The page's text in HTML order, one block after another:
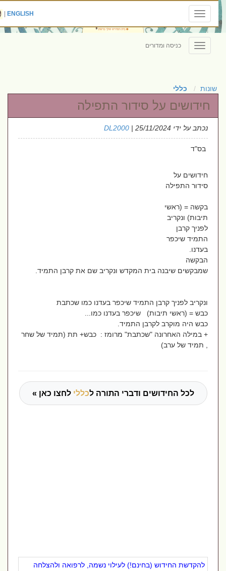
Toggle
navigation
ENGLISH
|
Toggle
navigation
כניסה ומדורים
שונות כללי
חידושים על סידור התפילה
נכתב על ידי DL2000| 25/11/2024
בס"ד
חידושים על
סידור התפילה
בקשה = (ראשי
תיבות) ונקריב
לפניך קרבן
התמיד שיכפר
בעדנו.
הבקשה
שמבקשים שיבנה בית המקדש ונקריב שם את קרבן התמיד.
ונקריב לפניך קרבן התמיד שיכפר בעדנו כמו שכתבת
כבש = (ראשי תיבות)שיכפר בעדנו כמו...
כבש היה מוקרב לקרבן התמיד.
+ במילה האחרונה "שכתבת" מרומז : כבש+ תת (תמיד של שחר
, תמיד של ערב)
לכל החידושים ודברי התורה לכללילחצו כאן »
להקדשת החידוש (בחינם!) לעילוי נשמה, לרפואה ולהצלחה